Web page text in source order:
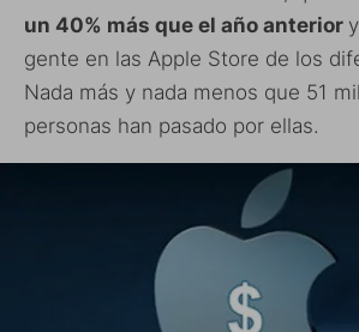
un 40% más que el año anterior
gente en las Apple Store de los
Nada más y nada menos que 51
personas han pasado por ellas.